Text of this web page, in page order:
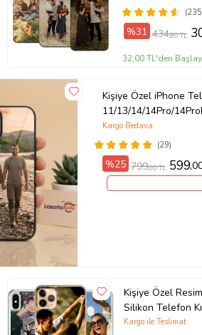
Ürün Kodu:kcm37946991
%31 434,80 TL
32,00 TL'den
Kişiye Özel iPhone
11/13/14/14Pro/
(29)
Kargo Bedava
%25 799,00 TL 599
Kişiye Özel
Silikon Telefon
(Telefon
Kargo ile Teslimat